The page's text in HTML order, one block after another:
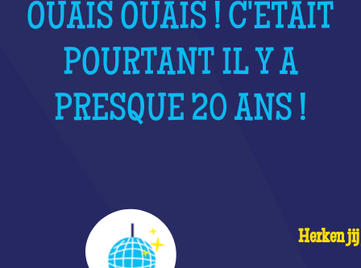
OUAIS OUAIS ! C'ÉTAIT
POURTANT IL Y A
PRESQUE 20 ANS !
Herken